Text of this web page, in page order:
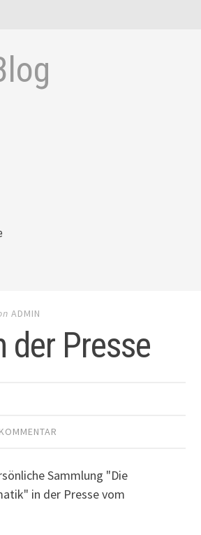
ADMIN
der Presse
Sammlung "Die
in der Presse vom